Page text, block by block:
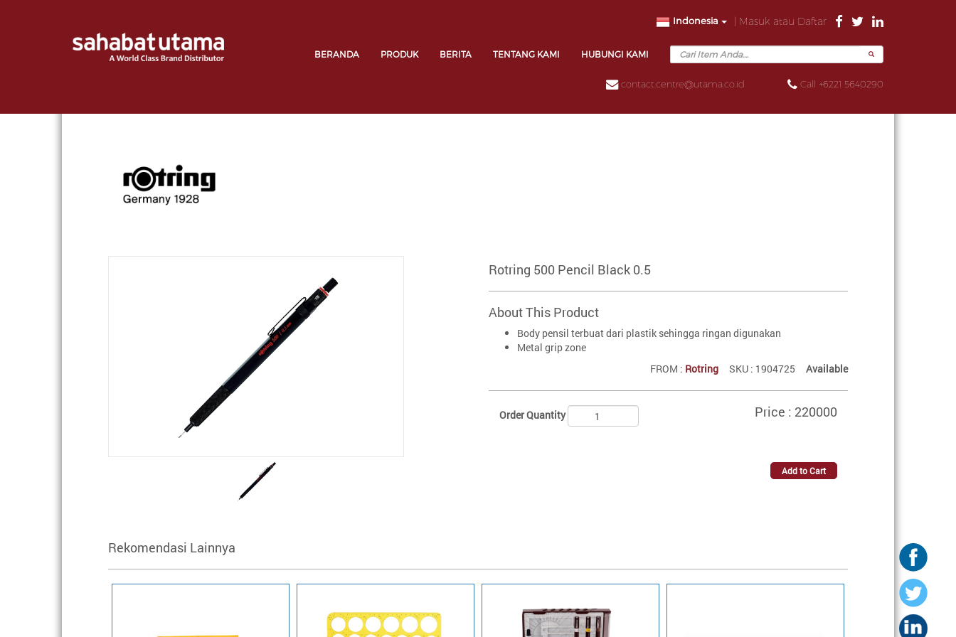
| Masuk atau Daftar
Indonesia
BERANDA PRODUK BERITA TENTANG KAMI HUBUNGI KAMI
contact.centre@utama.co.id Call +6221 5640290
Rotring 500 Pencil Black 0.5
About This Product
Body pensil terbuat dari plastik sehingga ringan digunakan
Metal grip zone
FROM : RotringSKU : 1904725 Available
Order Quantity Price : 220000
Rekomendasi Lainnya